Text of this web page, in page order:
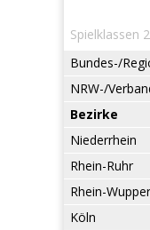
Spielklassen
Bundes-/
NRW-/
Bezirke
Niederrhein
Rhein-Ruhr
Rhein-Wupper
Köln